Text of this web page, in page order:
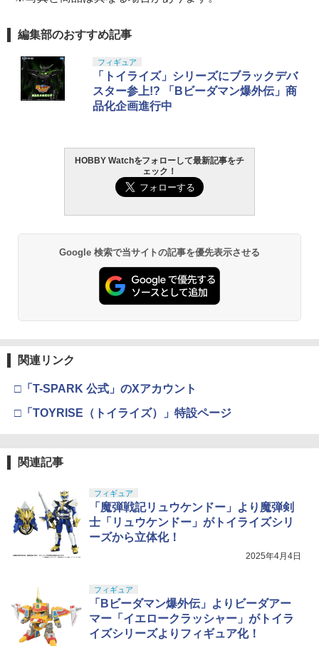
編集部のおすすめ記事
フィギュア
「トイライズ」シリーズにブラックデバ
スター参上!? 「Bビーダマン爆外伝」商
品化企画進行中
HOBBY Watchをフォローして最新記事をチ
ェック！
Google 検索で当サイトの記事を優先表示させる
関連リンク
□「T-SPARK 公式」のXアカウント
□「TOYRISE（トイライズ）」特設ページ
関連記事
フィギュア
「魔弾戦記リュウケンドー」より魔弾剣
士「リュウケンドー」がトイライズシリ
ーズから立体化！
2025年4月4日
フィギュア
「Bビーダマン爆外伝」よりビーダアー
マー「イエロークラッシャー」がトイラ
イズシリーズよりフィギュア化！